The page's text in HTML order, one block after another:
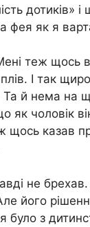
дотиків»
фея як я
теж щось
І так
Та й нема на
як чоловік
щось казав
не
його
було з